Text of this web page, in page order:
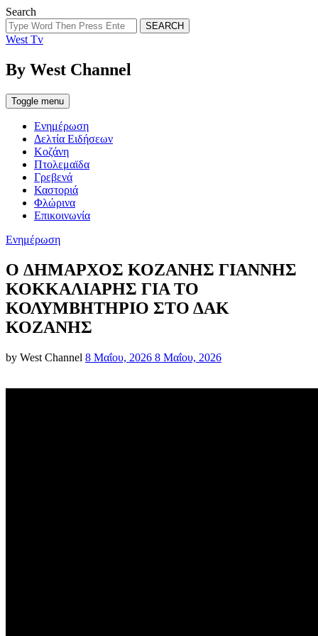
Search
SEARCH
West Tv
By West Channel
Toggle menu
Ενημέρωση
Δελτία Ειδήσεων
Κοζάνη
Πτολεμαϊδα
Γρεβενά
Καστοριά
Φλώρινα
Επικοινωνία
Categories
Ενημέρωση
O ΔΗΜΑΡΧΟΣ ΚΟΖΑΝΗΣ ΓΙΑΝΝΗΣ
ΚΟΚΚΑΛΙΑΡΗΣ ΓΙΑ ΤΟ
ΚΟΛΥΜΒΗΤΗΡΙΟ ΣΤΟ ΔΑΚ
ΚΟΖΑΝΗΣ
by West Channel Posted
8 Μαΐου, 2026 8 Μαΐου, 2026